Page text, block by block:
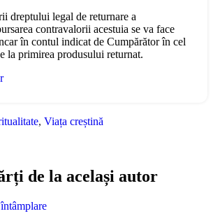
dreptului legal de returnare a
contravalorii acestuia se va face
în contul indicat de Cumpărător în cel
la primirea produsului returnat.
, Viața creștină
de la același autor